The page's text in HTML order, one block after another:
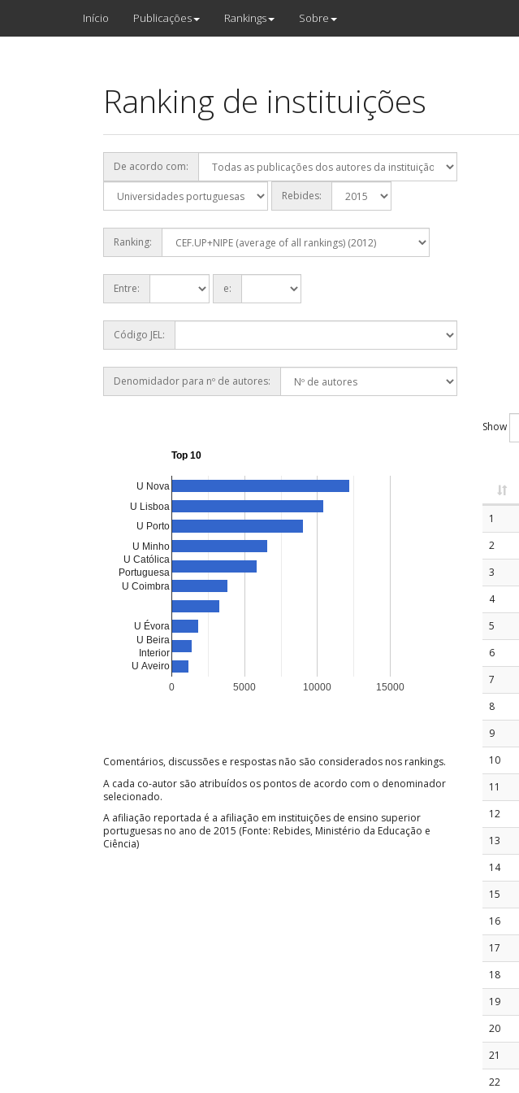
Início Publicações Rankings Sobre
Ranking de instituições
De acordo com:
Rebides:
Ranking:
Entre: e:
Código JEL:
Denomidador para nº de autores:
Top 10
0 5000 10000 15000
U Nova
U Lisboa
U Porto
U Minho
U Católica
Portuguesa
U Coimbra
U Évora
U Beira
Interior
U Aveiro
Comentários, discussões e respostas não são considerados nos rankings.
A cada co-autor são atribuídos os pontos de acordo com o denominador
selecionado.
A afiliação reportada é a afiliação em instituições de ensino superior
portuguesas no ano de 2015 (Fonte: Rebides, Ministério da Educação e
Ciência)
Show
1
2
3
4
5
6
7
8
9
10
11
12
13
14
15
16
17
18
19
20
21
22